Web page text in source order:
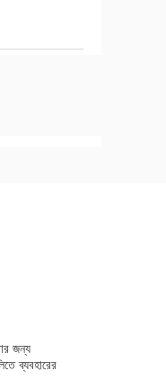
জন্য
ব্যবহারের